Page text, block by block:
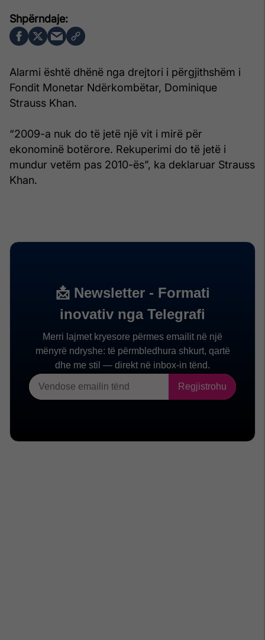
Alarmi është dhënë nga drejtori i përgjithshëm i
Fondit Monetar Ndërkombëtar, Dominique
Strauss Khan.
“2009-a nuk do të jetë një vit i mirë për
ekonominë botërore. Rekuperimi do të jetë i
mundur vetëm pas 2010-ës”, ka deklaruar Strauss
Khan.